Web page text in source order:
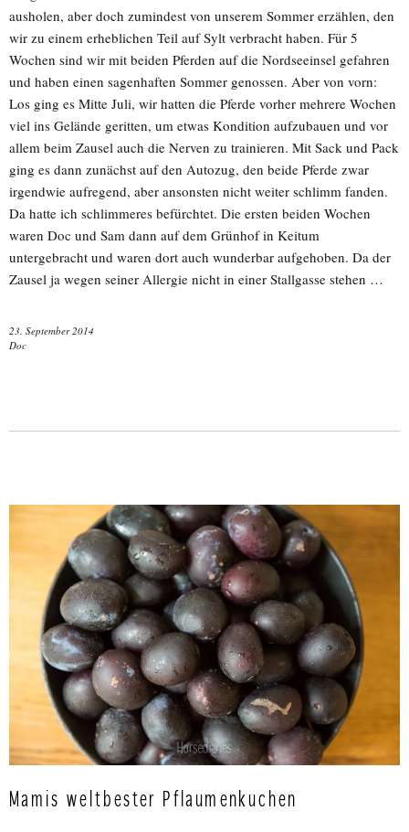
ausholen, aber doch zumindest von unserem Sommer erzählen, den
wir zu einem erheblichen Teil auf Sylt verbracht haben. Für 5
Wochen sind wir mit beiden Pferden auf die Nordseeinsel gefahren
und haben einen sagenhaften Sommer genossen. Aber von vorn:
Los ging es Mitte Juli, wir hatten die Pferde vorher mehrere Wochen
viel ins Gelände geritten, um etwas Kondition aufzubauen und vor
allem beim Zausel auch die Nerven zu trainieren. Mit Sack und Pack
ging es dann zunächst auf den Autozug, den beide Pferde zwar
irgendwie aufregend, aber ansonsten nicht weiter schlimm fanden.
Da hatte ich schlimmeres befürchtet. Die ersten beiden Wochen
waren Doc und Sam dann auf dem Grünhof in Keitum
untergebracht und waren dort auch wunderbar aufgehoben. Da der
Zausel ja wegen seiner Allergie nicht in einer Stallgasse stehen …
23. September 2014
Doc
Mamis weltbester Pflaumenkuchen